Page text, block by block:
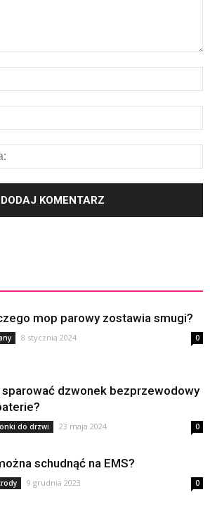
mop parowy zostawia smugi?
8 stycznia 2024 0
sparować dzwonek bezprzewodowy
do drzwi 23 maja 2024 0
schudnąć na EMS?
9 grudnia 2023 0